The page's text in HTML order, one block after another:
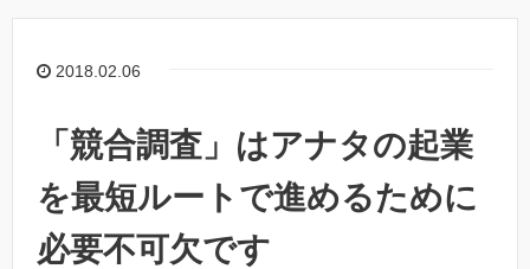
2018.02.06
「競合調査」はアナタの起業
を最短ルートで進めるために
必要不可欠です